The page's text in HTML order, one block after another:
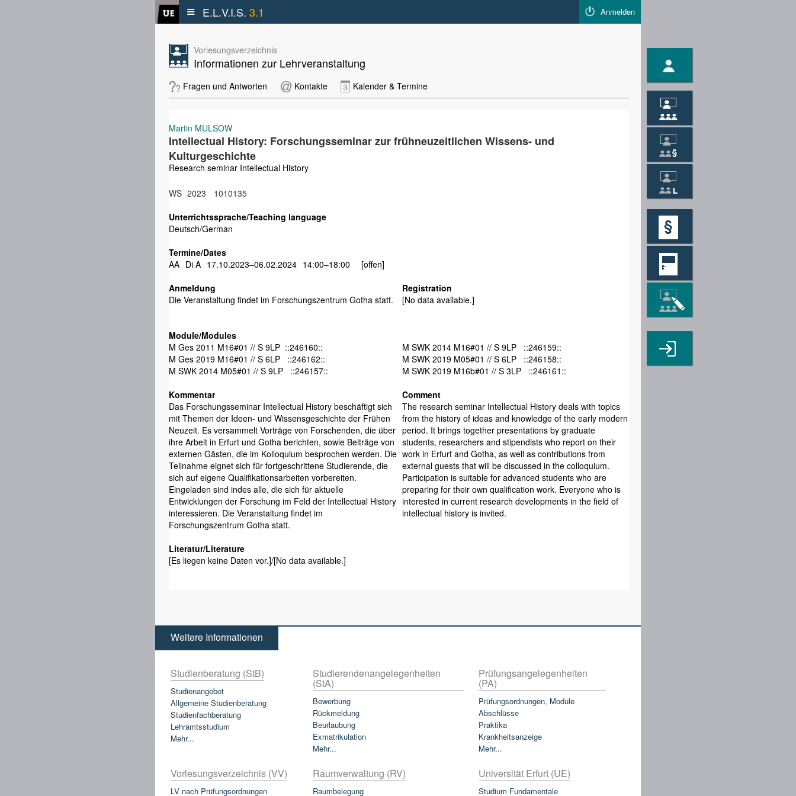
≡ E.L.V.I.S. 3.1 Anmelden
Vorlesungsverzeichnis
Informationen zur Lehrveranstaltung
Fragen und Antworten Kontakte Kalender & Termine
Martin MULSOW
Intellectual History: Forschungsseminar zur frühneuzeitlichen Wissens- und
Kulturgeschichte
Research seminar Intellectual History
WS 2023
1010135
Unterrichtssprache/Teaching language
Deutsch/German
Termine/Dates
AA Di A 17.10.2023–06.02.2024 14:00–18:00
[offen]
Anmeldung
Die Veranstaltung findet im Forschungszentrum Gotha statt.
Registration
[No data available.]
Module/Modules
M Ges 2011 M16#01 // S 9LP ::246160::
M Ges 2019 M16#01 // S 6LP ::246162::
M SWK 2014 M05#01 // S 9LP ::246157::
M SWK 2014 M16#01 // S 9LP ::246159::
M SWK 2019 M05#01 // S 6LP ::246158::
M SWK 2019 M16b#01 // S 3LP ::246161::
Kommentar
Das Forschungsseminar Intellectual History beschäftigt sich
mit Themen der Ideen- und Wissensgeschichte der Frühen
Neuzeit. Es versammelt Vorträge von Forschenden, die über
ihre Arbeit in Erfurt und Gotha berichten, sowie Beiträge von
externen Gästen, die im Kolloquium besprochen werden. Die
Teilnahme eignet sich für fortgeschrittene Studierende, die
sich auf eigene Qualifikationsarbeiten vorbereiten.
Eingeladen sind indes alle, die sich für aktuelle
Entwicklungen der Forschung im Feld der Intellectual History
interessieren. Die Veranstaltung findet im
Forschungszentrum Gotha statt.
Comment
The research seminar Intellectual History deals with topics
from the history of ideas and knowledge of the early modern
period. It brings together presentations by graduate
students, researchers and stipendists who report on their
work in Erfurt and Gotha, as well as contributions from
external guests that will be discussed in the colloquium.
Participation is suitable for advanced students who are
preparing for their own qualification work. Everyone who is
interested in current research developments in the field of
intellectual history is invited.
Literatur/Literature
[Es liegen keine Daten vor.]/[No data available.]
Weitere Informationen
Studienberatung (StB)
Studienangebot
Allgemeine Studienberatung
Studienfachberatung
Lehramtsstudium
Mehr...
Studierendenangelegenheiten
(StA)
Bewerbung
Rückmeldung
Beurlaubung
Exmatrikulation
Mehr...
Prüfungsangelegenheiten
(PA)
Prüfungsordnungen, Module
Abschlüsse
Praktika
Krankheitsanzeige
Mehr...
Vorlesungsverzeichnis (VV)
LV nach Prüfungsordnungen
Raumverwaltung (RV)
Raumbelegung
Universität Erfurt (UE)
Studium Fundamentale